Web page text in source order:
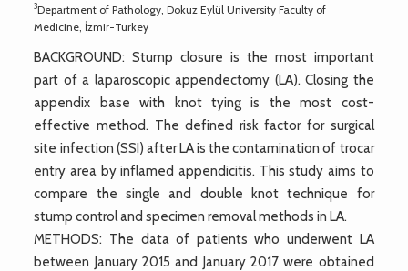
3Department of Pathology, Dokuz Eylül University Faculty of
Medicine, İzmir-Turkey
BACKGROUND: Stump closure is the most important
part of a laparoscopic appendectomy (LA). Closing the
appendix base with knot tying is the most cost-
effective method. The defined risk factor for surgical
site infection (SSI) after LA is the contamination of trocar
entry area by inflamed appendicitis. This study aims to
compare the single and double knot technique for
stump control and specimen removal methods in LA.
METHODS: The data of patients who underwent LA
between January 2015 and January 2017 were obtained